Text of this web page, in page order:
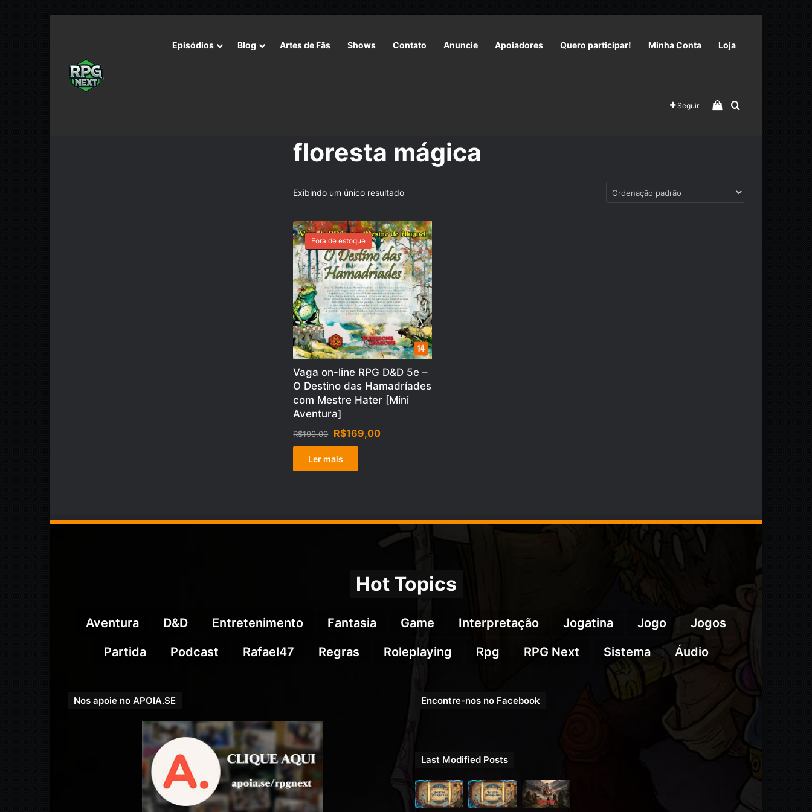
Episódios Blog Artes de Fãs Shows Contato Anuncie Apoiadores Quero participar! Minha Conta Loja
Seguir Veja seu carrinho
Procurar por
floresta mágica
Exibindo um único resultado
OFERTA!
Fora de estoque
Vaga on-line RPG D&D 5e –
O Destino das Hamadríades
com Mestre Hater [Mini
Aventura]
R$190,00
O
preço
original
era:
R$169,00O
Ler mais
Hot Topics
Aventura D&D Entretenimento Fantasia Game Interpretação Jogatina Jogo
Jogos
Partida
Podcast Rafael47 Regras Roleplaying Rpg RPG Next Sistema Áudio
Nos apoie no APOIA.SE Encontre-nos no Facebook
Last Modified Posts